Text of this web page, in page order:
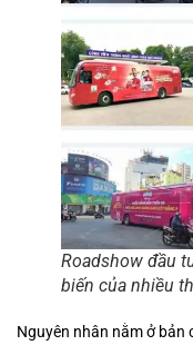
Roadshow đầu
biến của nhiều
Nguyên nhân nằm ở